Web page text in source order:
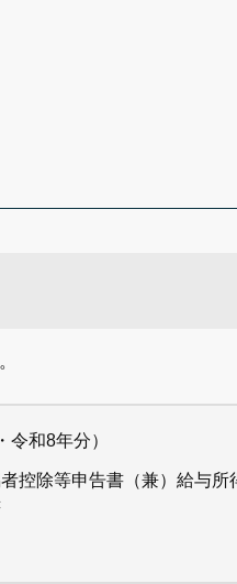
和8年分）
控除等申告書（兼）給与所